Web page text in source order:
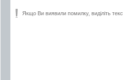
Якщо Ви виявили помилку, виділіть